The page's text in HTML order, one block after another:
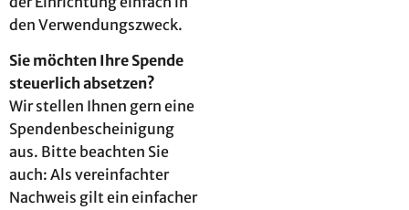
den Verwendungszweck.
Sie möchten Ihre Spende
steuerlich absetzen?
Wir stellen Ihnen gern eine
Spendenbescheinigung
aus. Bitte beachten Sie
auch: Als vereinfachter
Nachweis gilt ein einfacher